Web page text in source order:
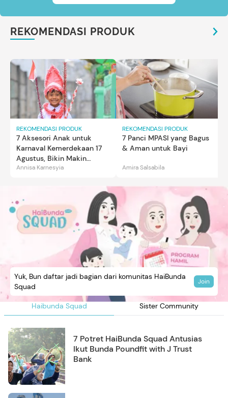
REKOMENDASI PRODUK
REKOMENDASI PRODUK
7 Aksesori Anak untuk
Karnaval Kemerdekaan 17
Agustus, Bikin Makin
Gemas
Annisa Karnesyia
REKOMENDASI PRODUK
7 Panci MPASI yang Bagus
& Aman untuk Bayi
Amira Salsabila
Haibunda Squad Sister Community
Yuk, Bun daftar jadi bagian dari komunitas HaiBunda
Squad
Join
7 Potret HaiBunda Squad Antusias
Ikut Bunda Poundfit with J Trust
Bank